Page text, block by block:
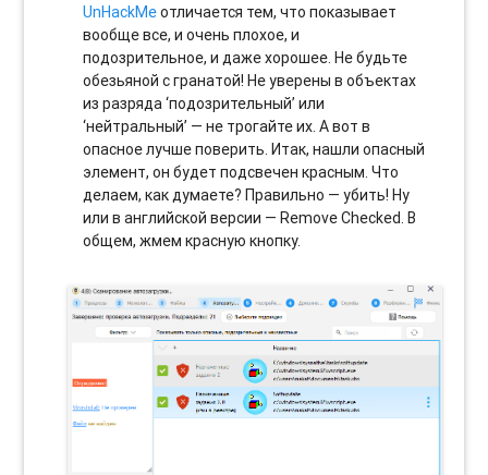
UnHackMeотличается тем, что показывает
вообще все, и очень плохое, и
подозрительное, и даже хорошее. Не будьте
обезьяной с гранатой! Не уверены в объектах
из разряда ‘подозрительный’ или
‘нейтральный’ — не трогайте их. А вот в
опасное лучше поверить. Итак, нашли опасный
элемент, он будет подсвечен красным. Что
делаем, как думаете? Правильно — убить! Ну
или в английской версии — Remove Checked. В
общем, жмем красную кнопку.